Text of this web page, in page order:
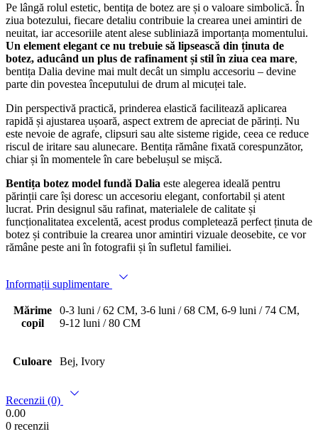
Pe lângă rolul estetic, bentița de botez are și o valoare simbolică. În
ziua botezului, fiecare detaliu contribuie la crearea unei amintiri de
neuitat, iar accesoriile atent alese subliniază importanța momentului.
Un element elegant ce nu trebuie să lipsească din ținuta de
botez, aducând un plus de rafinament și stil în ziua cea mare,
bentița Dalia devine mai mult decât un simplu accesoriu – devine
parte din povestea începutului de drum al micuței tale.
Din perspectivă practică, prinderea elastică facilitează aplicarea
rapidă și ajustarea ușoară, aspect extrem de apreciat de părinți. Nu
este nevoie de agrafe, clipsuri sau alte sisteme rigide, ceea ce reduce
riscul de iritare sau alunecare. Bentița rămâne fixată corespunzător,
chiar și în momentele în care bebelușul se mișcă.
Bentița botez model fundă Dalia este alegerea ideală pentru
părinții care își doresc un accesoriu elegant, confortabil și atent
lucrat. Prin designul său rafinat, materialele de calitate și
funcționalitatea excelentă, acest produs completează perfect ținuta de
botez și contribuie la crearea unor amintiri vizuale deosebite, ce vor
rămâne peste ani în fotografii și în sufletul familiei.
Informații suplimentare
Mărime
copil
0-3 luni / 62 CM, 3-6 luni / 68 CM, 6-9 luni / 74 CM,
9-12 luni / 80 CM
Culoare Bej, Ivory
Recenzii (0)
0.00
0 recenzii